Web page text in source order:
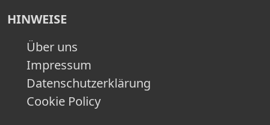
HINWEISE
Über uns
Impressum
Datenschutzerklärung
Cookie Policy